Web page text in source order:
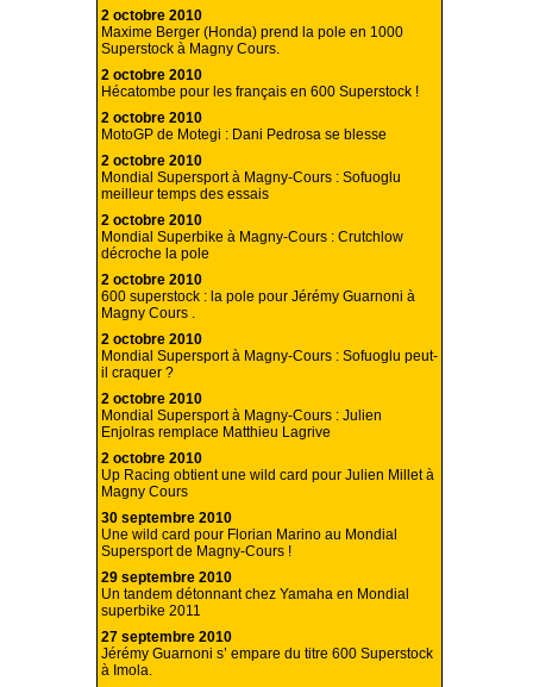
2 octobre 2010
Maxime Berger (Honda) prend la pole en 1000
Superstock à Magny Cours.
2 octobre 2010
Hécatombe pour les français en 600 Superstock !
2 octobre 2010
MotoGP de Motegi : Dani Pedrosa se blesse
2 octobre 2010
Mondial Supersport à Magny-Cours : Sofuoglu
meilleur temps des essais
2 octobre 2010
Mondial Superbike à Magny-Cours : Crutchlow
décroche la pole
2 octobre 2010
600 superstock : la pole pour Jérémy Guarnoni à
Magny Cours .
2 octobre 2010
Mondial Supersport à Magny-Cours : Sofuoglu peut-
il craquer ?
2 octobre 2010
Mondial Supersport à Magny-Cours : Julien
Enjolras remplace Matthieu Lagrive
2 octobre 2010
Up Racing obtient une wild card pour Julien Millet à
Magny Cours
30 septembre 2010
Une wild card pour Florian Marino au Mondial
Supersport de Magny-Cours !
29 septembre 2010
Un tandem détonnant chez Yamaha en Mondial
superbike 2011
27 septembre 2010
Jérémy Guarnoni s’ empare du titre 600 Superstock
à Imola.